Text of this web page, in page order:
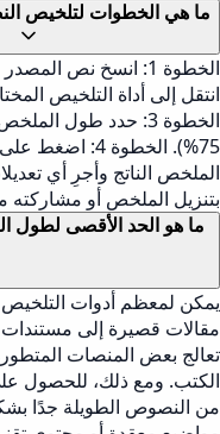
ما هي الخطوات لتلخيص
انتقل إلى أداة التلخيص
الملخص الناتج وأجرِ أي
بتنزيل الملخص أو مشاركته
ما هو الحد الأقصى لطول
يمكن لمعظم أدوات
تعالج بعض المنصات
الكتب. ومع ذلك، للحصول
من النصوص الطويلة جدًا